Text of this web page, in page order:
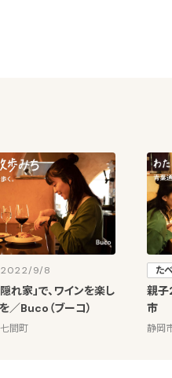
2022/9/8
れ家」で、ワインを楽し
／Buco（ブーコ）
間町
た
親子
市
静岡